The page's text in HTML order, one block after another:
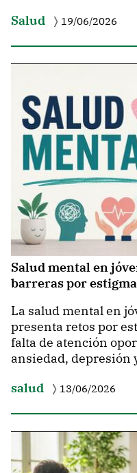
Salud
19/06/2026
Salud mental en
barreras por
La salud mental en
presenta retos por
falta de atención
ansiedad, depresión
salud
13/06/2026